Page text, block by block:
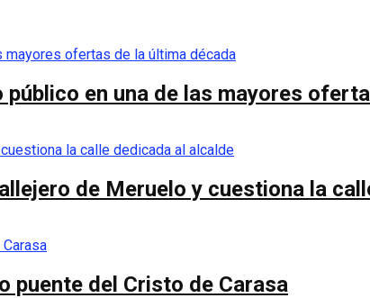
en una de las mayores
de Meruelo y cuestiona la
puente del Cristo de Carasa